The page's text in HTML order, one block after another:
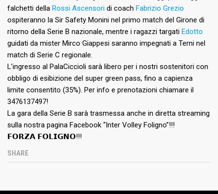
falchetti della Rossi Ascensori di coach Fabrizio Grezio
ospiteranno la Sir Safety Monini nel primo match del Girone di
ritorno della Serie B nazionale, mentre i ragazzi targati Edotto
guidati da mister Mirco Giappesi saranno impegnati a Terni nel
match di Serie C regionale.
L’ingresso al PalaCiccioli sarà libero per i nostri sostenitori con
obbligo di esibizione del super green pass, fino a capienza
limite consentito (35%). Per info e prenotazioni chiamare il
3476137497!
La gara della Serie B sarà trasmessa anche in diretta streaming
sulla nostra pagina Facebook “Inter Volley Foligno”!!!
𝗙𝗢𝗥𝗭𝗔 𝗙𝗢𝗟𝗜𝗚𝗡𝗢!!!
SHARE